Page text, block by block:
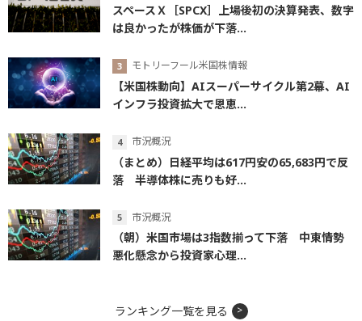
スペースＸ［SPCX］上場後初の決算発表、数字
は良かったが株価が下落...
モトリーフール米国株情報
【米国株動向】AIスーパーサイクル第2幕、AI
インフラ投資拡大で恩恵...
市況概況
（まとめ）日経平均は617円安の65,683円で反
落 半導体株に売りも好...
市況概況
（朝）米国市場は3指数揃って下落 中東情勢
悪化懸念から投資家心理...
ランキング一覧を見る